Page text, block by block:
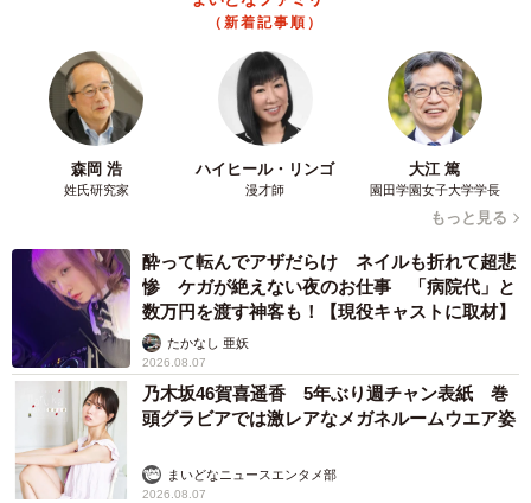
（新着記事順）
森岡 浩
姓氏研究家
ハイヒール・リンゴ
漫才師
大江 篤
園田学園女子大学学長
もっと見る
酔って転んでアザだらけ ネイルも折れて超悲
惨 ケガが絶えない夜のお仕事 「病院代」と
数万円を渡す神客も！【現役キャストに取材】
たかなし 亜妖
2026.08.07
乃木坂46賀喜遥香 5年ぶり週チャン表紙 巻
頭グラビアでは激レアなメガネルームウエア姿
まいどなニュースエンタメ部
2026.08.07